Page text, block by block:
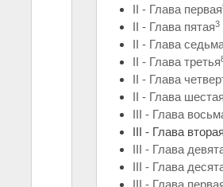
II - Глава первая
II - Глава пятая3
II - Глава
II - Глава третья
II - Глава
II - Глава шестая
III - Глава
III - Глава вторая
III - Глава
III - Глава